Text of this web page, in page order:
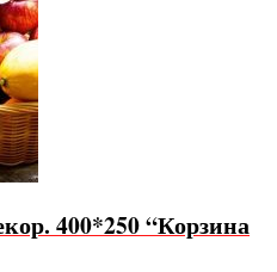
400*250 “Корзина